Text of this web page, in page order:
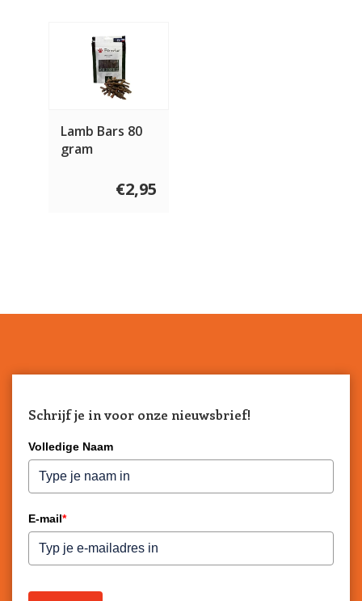
Lamb Bars 80
gram
€2,95
Schrijf je in voor onze nieuwsbrief!
Volledige Naam
E-mail*